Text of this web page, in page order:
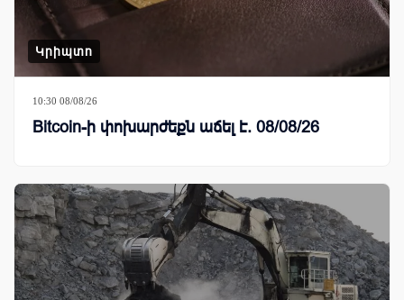
Կրիպտո
10:30 08/08/26
Bitcoin-ի փոխարժեքն աճել է. 08/08/26